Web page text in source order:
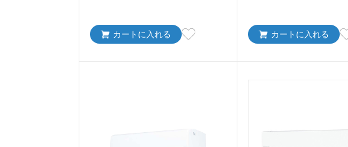
カートに入れる カートに入れる